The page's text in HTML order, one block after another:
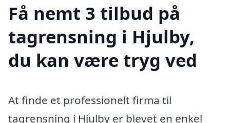
Få nemt 3 tilbud på
tagrensning i Hjulby,
du kan være tryg ved
At finde et professionelt firma til
tagrensning i Hjulby er blevet en enkel